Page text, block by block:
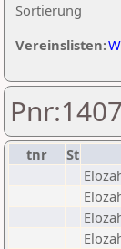
Sortierung
Vereinslisten:
tnr St